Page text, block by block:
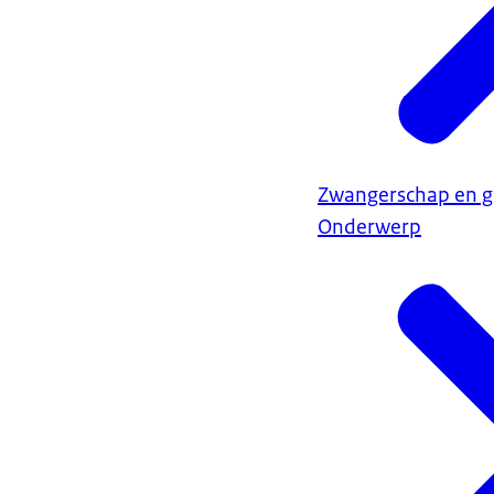
Zwangerschap en
Onderwerp